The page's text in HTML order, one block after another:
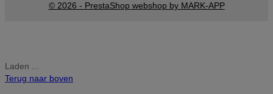
© 2026 - PrestaShop webshop by MARK-APP
Laden ...
Terug naar boven